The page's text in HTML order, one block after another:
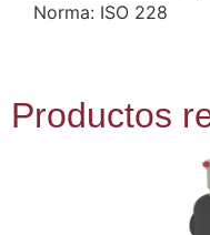
Norma: ISO 228
Productos